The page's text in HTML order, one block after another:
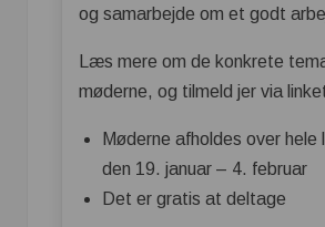
og samarbejde om et godt
Læs mere om de konkrete
møderne, og tilmeld jer via
Møderne afholdes over hele
den 19. januar – 4. februar
Det er gratis at deltage